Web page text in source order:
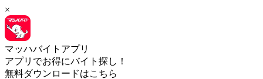
×
マッハバイトアプリ
アプリでお得にバイト探し！
無料ダウンロードはこちら